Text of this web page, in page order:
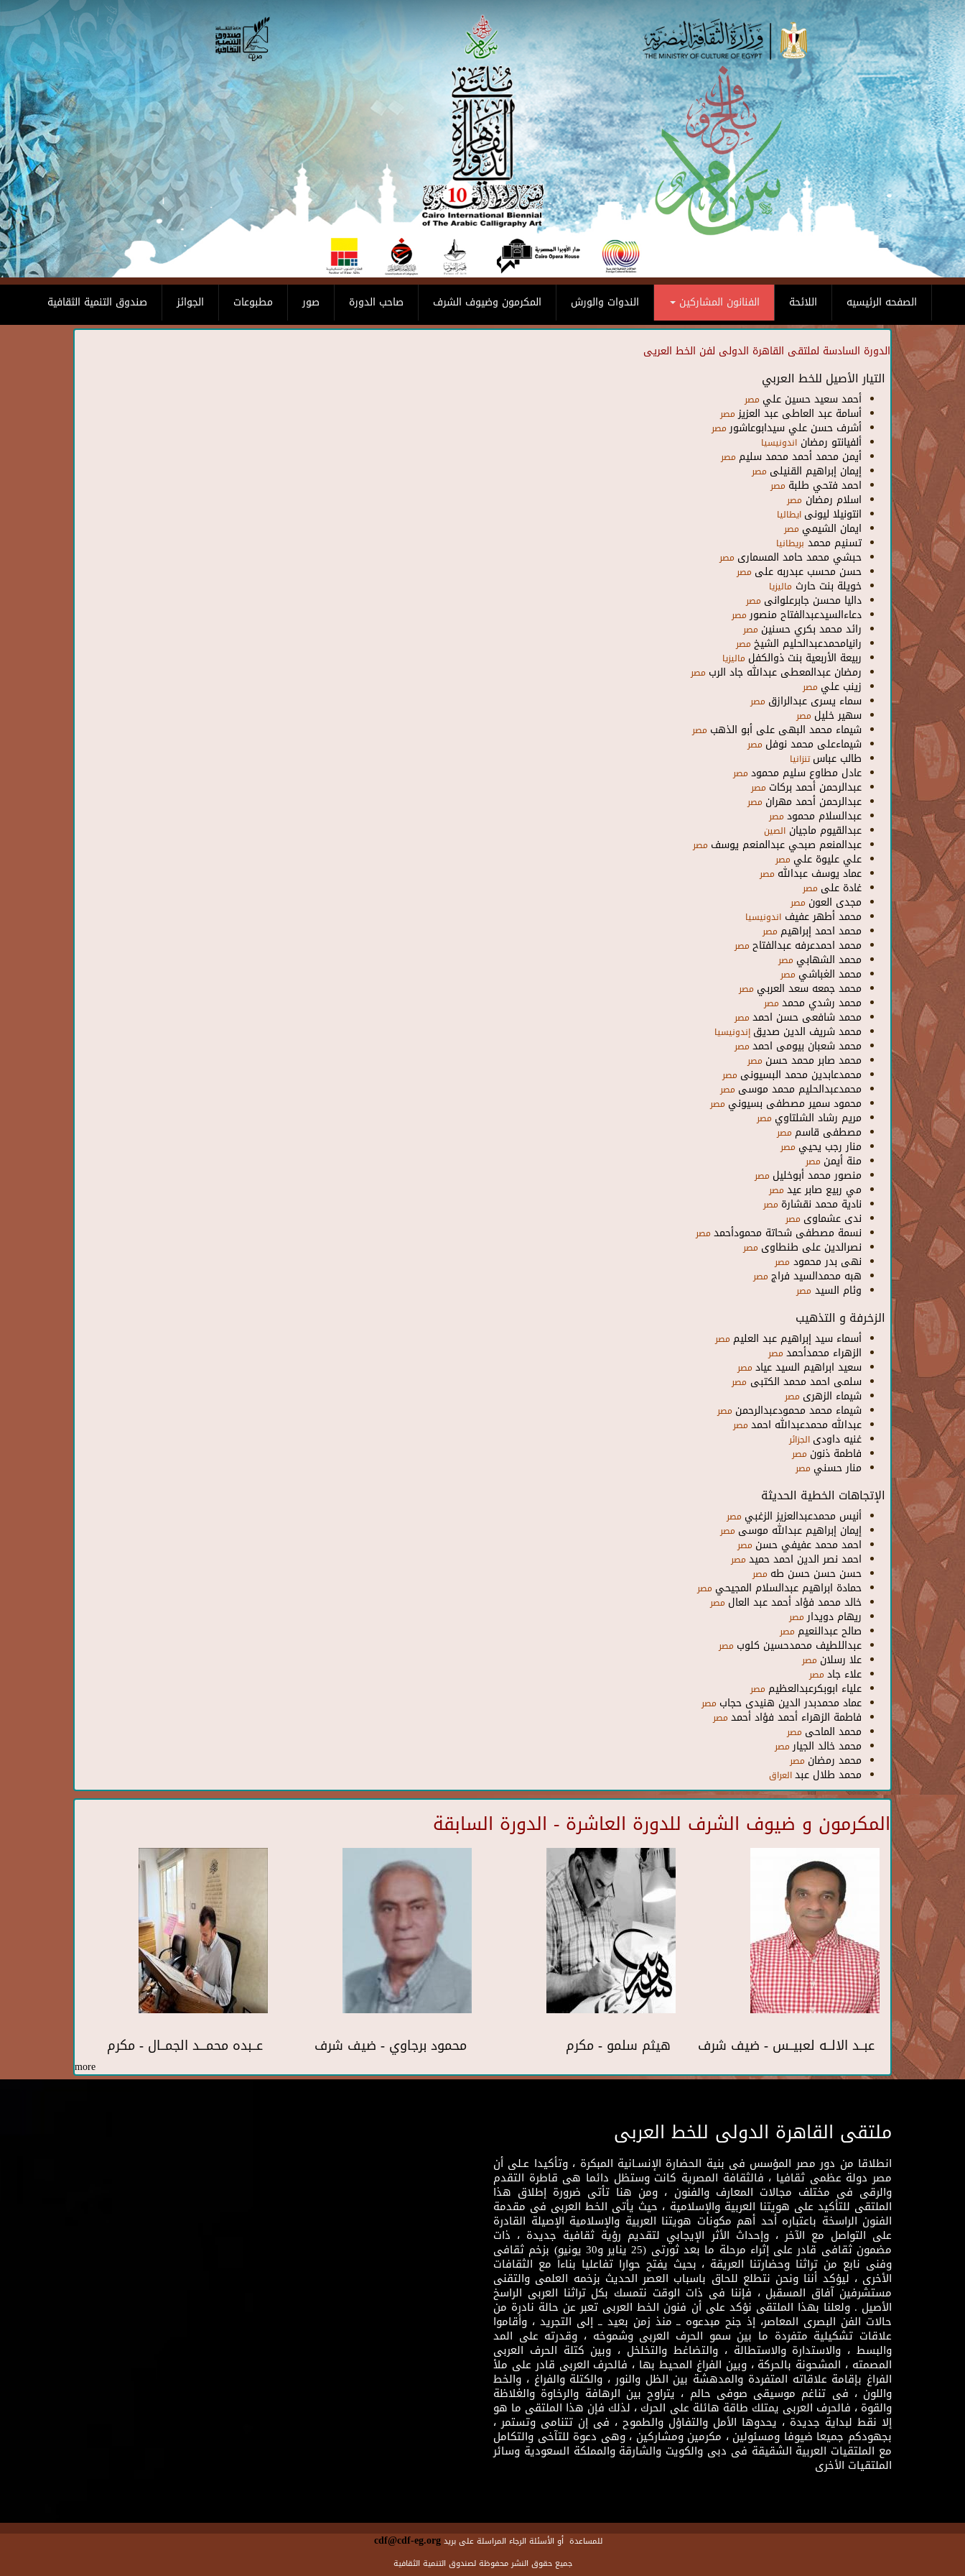
Skip to main content
صندوق التنمية الثقافية الجوائز مطبوعات صور صاحب الدورة المكرمون وضيوف الشرف الندوات والورش الفنانون المشاركين اللائحة الصفحه الرئيسيه
الدورة السادسة لملتقى القاهرة الدولى لفن الخط العريى
التيار الأصيل للخط العربي
أحمد سعيد حسين علي مصر
أسامة عبد العاطى عبد العزيز مصر
أشرف حسن علي سيدابوعاشور مصر
ألفيانتو رمضان اندونيسيا
أيمن محمد أحمد محمد سليم مصر
إيمان إبراهيم القنيلى مصر
احمد فتحي طلبة مصر
اسلام رمضان مصر
انتونيلا ليونى ايطاليا
ايمان الشيمي مصر
تسنيم محمد بريطانيا
حبشي محمد حامد المسمارى مصر
حسن محسب عبدربه على مصر
خويلة بنت حارث ماليزيا
داليا محسن جابرعلوانى مصر
دعاءالسيدعبدالفتاح منصور مصر
رائد محمد بكري حسنين مصر
رانيامحمدعبدالحليم الشيخ مصر
ربيعة الأربعية بنت ذوالكفل ماليزيا
رمضان عبدالمعطى عبدالله جاد الرب مصر
زينب علي مصر
سماء يسرى عبدالرازق مصر
سهير خليل مصر
شيماء محمد البهى على أبو الذهب مصر
شيماءعلى محمد نوفل مصر
طالب عباس تنزانيا
عادل مطاوع سليم محمود مصر
عبدالرحمن أحمد بركات مصر
عبدالرحمن أحمد مهران مصر
عبدالسلام محمود مصر
عبدالقيوم ماجيان الصين
عبدالمنعم صبحي عبدالمنعم يوسف مصر
علي عليوة علي مصر
عماد يوسف عبدالله مصر
غادة على مصر
مجدى العون مصر
محمد أطهر عفيف اندونيسيا
محمد احمد إبراهيم مصر
محمد احمدعرفه عبدالفتاح مصر
محمد الشهابي مصر
محمد الغباشي مصر
محمد جمعه سعد العربي مصر
محمد رشدي محمد مصر
محمد شافعى حسن احمد مصر
محمد شريف الدين صديق إندونيسيا
محمد شعبان بيومى احمد مصر
محمد صابر محمد حسن مصر
محمدعابدين محمد البسيونى مصر
محمدعبدالحليم محمد موسى مصر
محمود سمير مصطفى بسيوني مصر
مريم رشاد الشلتاوي مصر
مصطفى قاسم مصر
منار رجب يحيي مصر
منة أيمن مصر
منصور محمد أبوخليل مصر
مي ربيع صابر عيد مصر
نادية محمد نقشارة مصر
ندى عشماوى مصر
نسمة مصطفى شحاتة محمودأحمد مصر
نصرالدين على طنطاوى مصر
نهى بدر محمود مصر
هبه محمدالسيد فراج مصر
وئام السيد مصر
الزخرفة و التذهيب
أسماء سيد إبراهيم عبد العليم مصر
الزهراء محمدأحمد مصر
سعيد ابراهيم السيد عياد مصر
سلمى احمد محمد الكتبى مصر
شيماء الزهرى مصر
شيماء محمد محمودعبدالرحمن مصر
عبدالله محمدعبدالله احمد مصر
غنيه داودى الجزائر
فاطمة ذنون مصر
منار حسني مصر
الإتجاهات الخطية الحديثة
أنيس محمدعبدالعزيز الزغبي مصر
إيمان إبراهيم عبدالله موسى مصر
احمد محمد عفيفي حسن مصر
احمد نصر الدين احمد حميد مصر
حسن حسن حسن طه مصر
حمادة ابراهيم عبدالسلام المجيحي مصر
خالد محمد فؤاد أحمد عبد العال مصر
ريهام دويدار مصر
صالح عبدالنعيم مصر
عبداللطيف محمدحسين كلوب مصر
علا رسلان مصر
علاء جاد مصر
علياء ابوبكرعبدالعظيم مصر
عماد محمدبدر الدين هنيدى حجاب مصر
فاطمة الزهراء أحمد فؤاد أحمد مصر
محمد الماحى مصر
محمد خالد الجيار مصر
محمد رمضان مصر
محمد طلال عبدالعراق
المكرمون و ضيوف الشرف للدورة العاشرة - الدورة السابقة
عــبده محمـــد الجمــال - مكرم محمود برجاوي - ضيف شرف هيثم سلمو - مكرم عبــد الالــه لعبيــس - ضيف شرف
more
ملتقى القاهرة الدولى للخط العربى
انطلاقا من دور مصر المؤسس فى بنية الحضارة الإنسـانية المبكرة ، وتأكيدا عـلى أن
مصر دولة عظمى ثقافيا ، فالثقافة المصرية كانت وستظل دائما هى قاطرة التقدم
والرقى فى مختلف مجالات المعارف والفنون ، ومن هنا تأتى ضرورة إطلاق هذا
الملتقى للتأكيد على هويتنا العربية والإسلامية ، حيث يأتى الخط العربى فى مقدمة
الفنون الراسخة باعتباره أحد أهم مكونات هويتنا العربية والإسلامية الإصيلة القادرة
على التواصل مع الآخر ، وإحداث الأثر الإيجابي لتقديم رؤية ثقافية جديدة ، ذات
مضمون ثقافى قادر على إثراء مرحلة ما بعد ثورتى (25 يناير و30 يونيو) بزخم ثقافى
وفنى نابع من تراثنا وحضارتنا العريقة ، بحيث يفتح حوارا تفاعليا بناءاً مع الثقافات
الأخرى ، ليؤكد أننا ونحن نتطلع للحاق باسباب العصر الحديث بزخمه العلمى والتقنى
مستشرفين آفاق المسقبل ، فإننا فى ذات الوقت نتمسك بكل تراثنا العربى الراسخ
الأصيل . ولعلنا بهذا الملتقى نؤكد على أن فنون الخط العربى تعبر عن حالة نادرة من
حالات الفن البصرى المعاصر، إذ جنح مبدعوه ــ منذ زمن بعيد ــ إلى التجريد ، وأقاموا
علاقات تشكيلية متفردة ما بين سمو الحرف العربى وشموخه ، وقدرته على المد
والبسط ، والاستدارة والاستطالة ، والتضاغط والتخلخل ، وبين كتلة الحرف العربى
المصمته ، المشحونة بالحركة ، وبين الفراغ المحيط بها ، فالحرف العربى قادر على ملأ
الفراغ بإقامة علاقاته المتفردة والمدهشة بين الظل والنور ، والكتلة والفراغ ، والخط
واللون ، فى تناغم موسيقى صوفى حالم ، يتراوح بين الرهافة والرخاوة والغلاظة
والقوة ، فالحرف العربى يمتلك طاقة هائلة على الحرك ، لذلك فإن هذا الملتقى ما هو
إلا نقط لبداية جديدة ، يحدوها الأمل والتفاؤل والطموح ، فى إن تتنامى وتستمر ،
بجهودكم جميعا ضيوفا ومسئولين ، مكرمين ومشاركين ، وهى دعوة للتآخى والتكامل
مع الملتقيات العربية الشقيقة فى دبى والكويت والشارقة والمملكة السعودية وسائر
الملتقيات الأخرى
للمساعدة أو الأسئلة الرجاء المراسلة على بريدcdf@cdf-eg.org
جميع حقوق النشر محفوظة لصندوق التنمية الثقافية